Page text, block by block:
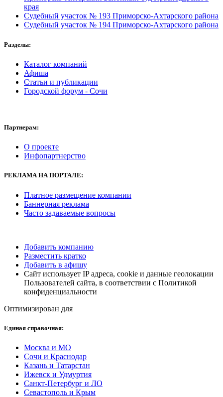
края
Судебный участок № 193 Приморско-Ахтарского района
Судебный участок № 194 Приморско-Ахтарского района
Разделы:
Каталог компаний
Афиша
Статьи и публикации
Городской форум - Сочи
Партнерам:
О проекте
Инфопартнерство
РЕКЛАМА НА ПОРТАЛЕ:
Платное размещение компании
Баннерная реклама
Часто задаваемые вопросы
Добавить компанию
Разместить кратко
Добавить в афишу
Сайт использует IP адреса, cookie и данные геолокации
Пользователей сайта, в соответствии с Политикой
конфиденциальности
Оптимизирован для
Единая справочная:
Москва и МО
Сочи и Краснодар
Казань и Татарстан
Ижевск и Удмуртия
Санкт-Петербург и ЛО
Севастополь и Крым